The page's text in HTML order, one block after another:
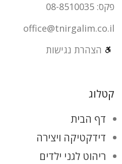
פקס: 08-8510035
office@tnirgalim.co.il
הצהרת נגישות
קטלוג
דף הבית
דידקטיקה ויצירה
ריהוט לגני ילדים